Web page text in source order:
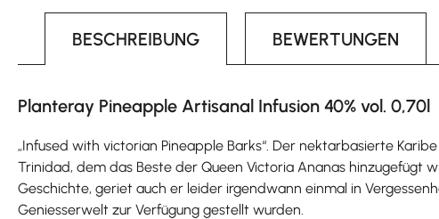
BESCHREIBUNG BEWERTUNGEN
Planteray Pineapple Artisanal Infusion 40% vol. 0,70l
„Infused with victorian Pineapple Barks“. Der nektarbasierte
Trinidad, dem das Beste der Queen Victoria Ananas hinzugefügt
Geschichte, geriet auch er leider irgendwann einmal in
Geniesserwelt zur Verfügung gestellt wurden.